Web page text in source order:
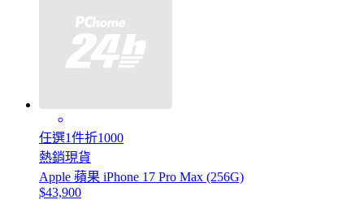
任選1件折1000
熱銷現貨
Apple 蘋果 iPhone 17 Pro Max (256G)
$43,900